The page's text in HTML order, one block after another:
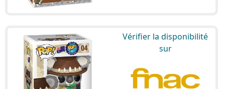
Vérifier la disponibilité
sur